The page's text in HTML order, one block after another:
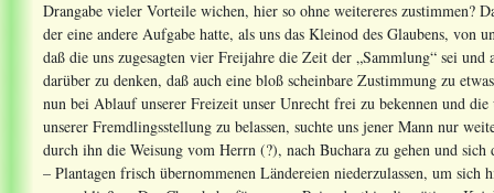
Drangabe vieler Vorteile wichen, hier so ohne weitereres zustimmen?
der eine andere Aufgabe hatte, als uns das Kleinod des Glaubens,
daß die uns zugesagten vier Freijahre die Zeit der „Sammlung“ sei
darüber zu denken, daß auch eine bloß scheinbare Zustimmung zu
nun bei Ablauf unserer Freizeit unser Unrecht frei zu bekennen und
unserer Fremdlingsstellung zu belassen, suchte uns jener Mann nur
durch ihn die Weisung vom Herrn (?), nach Buchara zu gehen und
– Plantagen frisch übernommenen Ländereien niederzulassen, um